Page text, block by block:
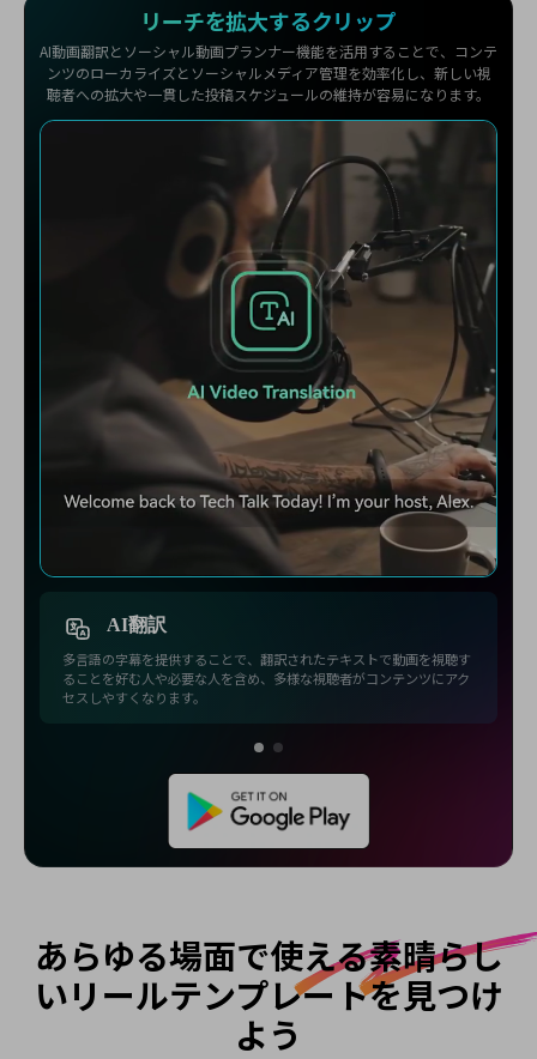
リーチを拡大するクリップ
AI動画翻訳とソーシャル動画プランナー機能を活用することで、コンテ
ンツのローカライズとソーシャルメディア管理を効率化し、新しい視
聴者への拡大や一貫した投稿スケジュールの維持が容易になります。
AI翻訳
多言語の字幕を提供することで、翻訳されたテキストで動画を視聴す
ることを好む人や必要な人を含め、多様な視聴者がコンテンツにアク
セスしやすくなります。
あらゆる場面で使える素晴らし
いリールテンプレートを見つけ
よう